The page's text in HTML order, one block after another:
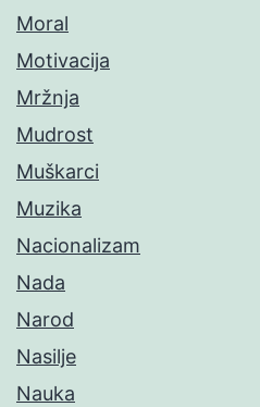
Moral
Motivacija
Mržnja
Mudrost
Muškarci
Muzika
Nacionalizam
Nada
Narod
Nasilje
Nauka